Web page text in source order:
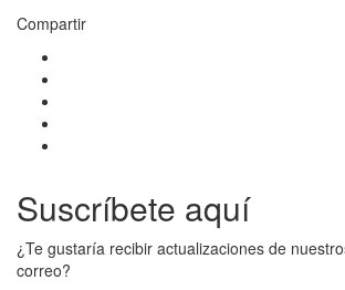
Compartir
Suscríbete aquí
¿Te gustaría recibir actualizaciones de
correo?